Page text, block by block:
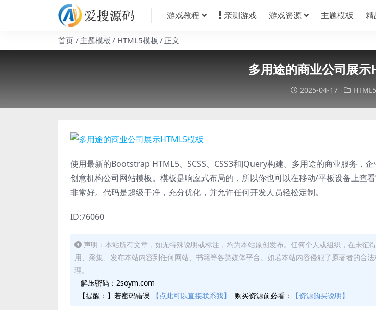
游戏教程 亲测游戏 游戏资源 主题模板 精
首页 主题模板 HTML5模板 正文
多用途的商业公司展
2025-04-17
使用最新的Bootstrap HTML5、SCSS、CSS3和JQuery构建。多用途的商业服务，企
创意机构公司网站模板。模板是响应式布局的，所以你也可以在移动/平板设备上查
非常好。代码是超级干净，充分优化，并允许任何开发人员轻松定制。
ID:76060
声明：本站所有文章，如无特殊说明或标注，均为本站原创发布。任何个人或组织，在未征
用、采集、发布本站内容到任何网站、书籍等各类媒体平台。如若本站内容侵犯了原著者的合
理。
解压密码：2soym.com
【提醒：】若密码错误
【点此可以直接联系我】 购买资源前必看： 【资源购买说明】